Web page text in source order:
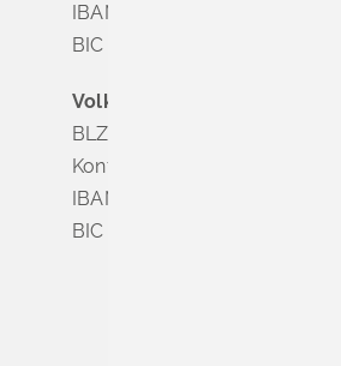
IBAN DE63 6835 1865 0008
BIC SOLADES1MGL
Volksbank Dreiländereck
BLZ 683 900 00
Konto Nr. 3 500 004
IBAN DE56 6839 0000 0003
BIC VOLODE66